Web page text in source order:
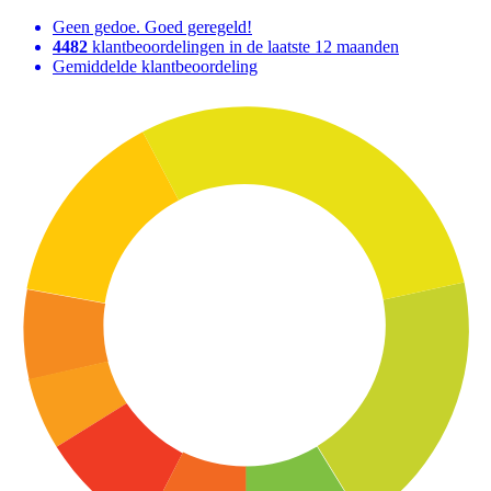
Geen gedoe. Goed geregeld!
4482 klantbeoordelingen in de laatste 12 maanden
Gemiddelde klantbeoordeling